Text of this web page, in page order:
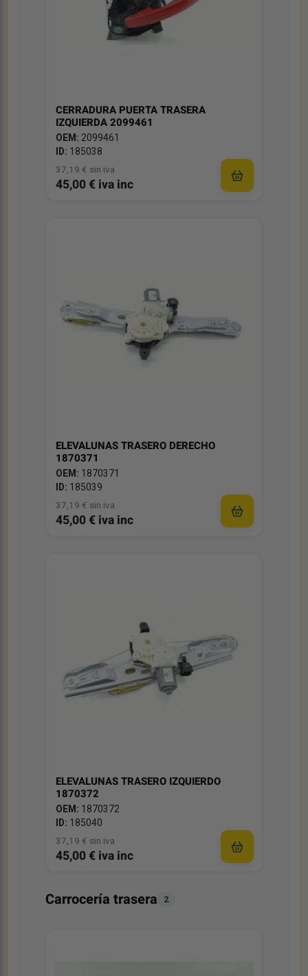
CERRADURA PUERTA TRASERA
IZQUIERDA 2099461
OEM: 2099461
ID: 185038
37,19 € sin iva
45,00 € iva inc
ELEVALUNAS TRASERO DERECHO
1870371
OEM: 1870371
ID: 185039
37,19 € sin iva
45,00 € iva inc
ELEVALUNAS TRASERO IZQUIERDO
1870372
OEM: 1870372
ID: 185040
37,19 € sin iva
45,00 € iva inc
Carrocería trasera 2